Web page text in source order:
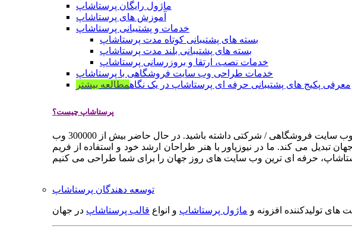
ماژول رایگان پرستاشاپ
آموزش های پرستاشاپ
خدمات و پشتیبانی پرستاشاپ
بسته های پشتیبانی کوتاه مدت پرستاشاپ
بسته های پشتیبانی بلند مدت پرستاشاپ
خدمات نصب، ارتقا و بروزرسانی پرستاشاپ
خدمات طراحی وب سایت فروشگاهی با پرستاشاپ
معرفی پکیج های پشتیبانی حرفه ای پرستاشاپ در یک نگاهمطالعه بیشتر
پرستاشاپ چیست؟
پرستاشاپ یک سیستم مدیریت وب سایت / فروشگاه آنلاین اپن سورس است که به شما کمک می کند به سرعت یک وب سایت فروشگاهی / شرکتی داشته باشید. در حال حاضر بیش از 300000 وب
می کند. ما در نیوزپاور با هنر طراحان ارشد خود و استفاده از فریم
توسعه دهندگان پرستاشاپ
تولیدکننده افزونه و ماژول پرستاشاپ و انواع قالب پرستاشاپ در جهان